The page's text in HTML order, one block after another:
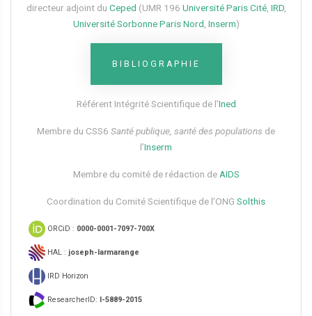
directeur adjoint du Ceped (UMR 196 Université Paris Cité, IRD,
Université Sorbonne Paris Nord Inserm)
BIBLIOGRAPHIE
Référent Intégrité Scientifique de l’Ined
Membre du CSS6​ Santé publique, santé des populations de
l’Inserm
Membre du comité de rédaction de AIDS
Coordination du Comité Scientifique de l’ONG Solthis
ORCiD : 0000-0001-7097-700X
HAL : joseph-larmarange
IRD Horizon
ResearcherID: I-5889-2015